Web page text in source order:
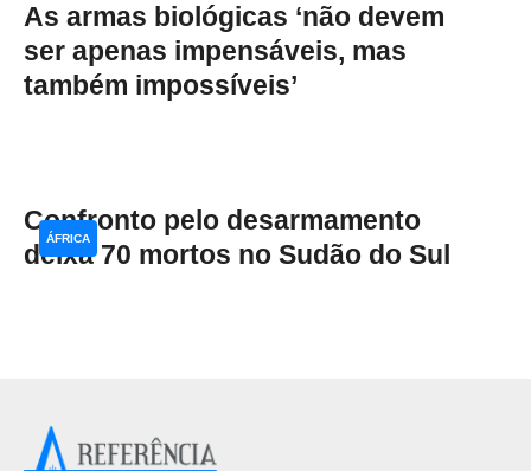
As armas biológicas ‘não devem
ser apenas impensáveis, mas
também impossíveis’
Confronto pelo desarmamento
deixa 70 mortos no Sudão do Sul
ÁFRICA